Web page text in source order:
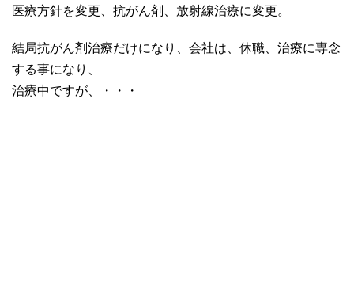
医療方針を変更、抗がん剤、放射線治療に変更。
結局抗がん剤治療だけになり、会社は、休職、治療に専念
する事になり、
治療中ですが、・・・